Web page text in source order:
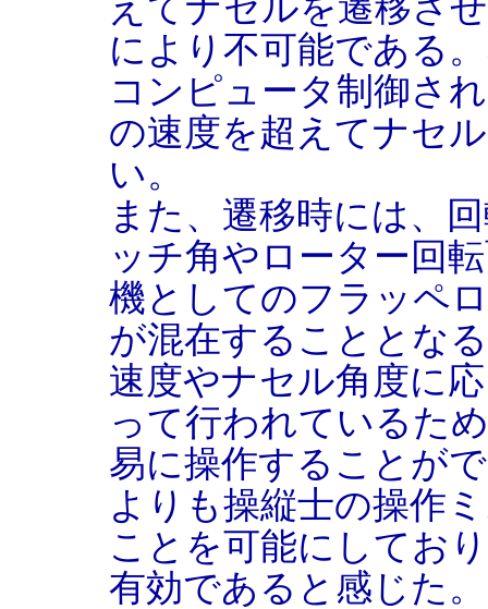
により不可能である
コンピュータ制御さ
の速度を超えてナセ
い。
また、遷移時には、
ッチ角やローター回
機としてのフラッペ
が混在することとな
速度やナセル角度に
って行われているた
易に操作することが
よりも操縦士の操作
ことを可能にしてお
有効であると感じた